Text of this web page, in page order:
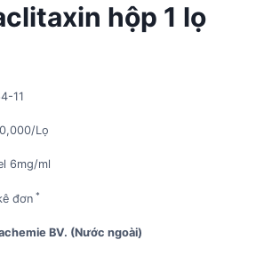
hộp 1 lọ
11
Lọ
6mg/ml
đơn *
BV. (Nước ngoài)